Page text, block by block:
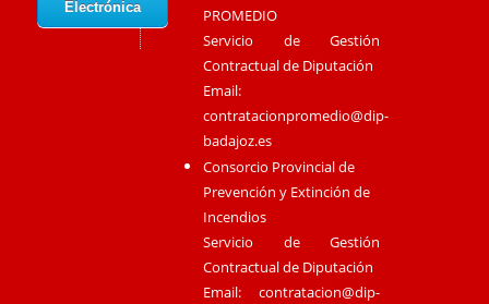
Electrónica
PROMEDIO
Servicio de Gestión
Contractual de Diputación
Email:
contratacionpromedio@dip-
badajoz.es
Consorcio Provincial de
Prevención y Extinción de
Incendios
Servicio de Gestión
Contractual de Diputación
Email:contratacion@dip-